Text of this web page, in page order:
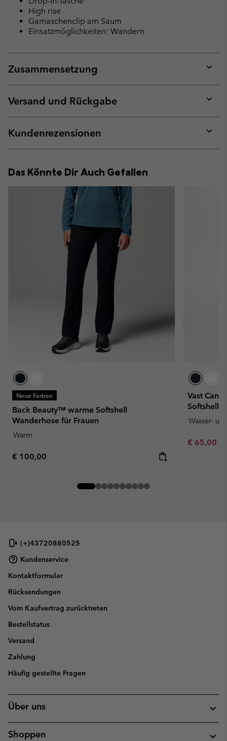
High rise
Gamaschenclip am Saum
Einsatzmöglichkeiten: Wandern
Zusammensetzung
or
Versand und Rückgabe
or
Kundenrezensionen
or
Das Könnte Dir Auch Gefallen
Neue Farben
Back Beauty™ warme Softshell
Wanderhose für Frauen
Warm
Regular price:
€ 100,00
Vast
Softshell
Wasser-
Sale price:
€ 65,00€
(+)43720880525
Kundenservice
Kontaktformular
Rücksendungen
Vom Kaufvertrag zurücktreten
Bestellstatus
Versand
Zahlung
Häufig gestellte Fragen
Über uns
Shoppen